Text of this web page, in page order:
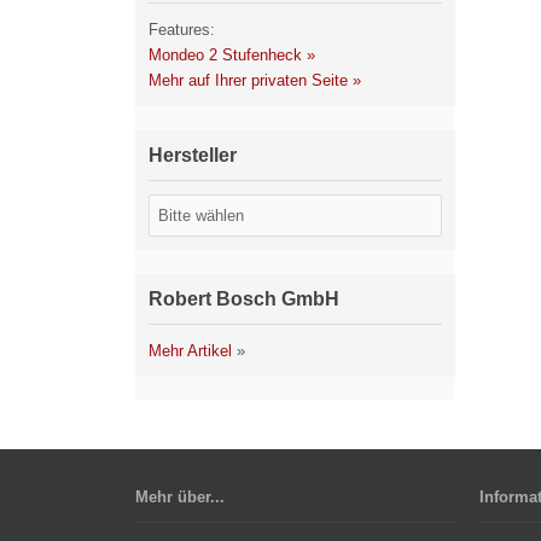
Features:
Mondeo 2 Stufenheck »
Mehr auf Ihrer privaten Seite »
Hersteller
Robert Bosch GmbH
Mehr Artikel »
Mehr über...